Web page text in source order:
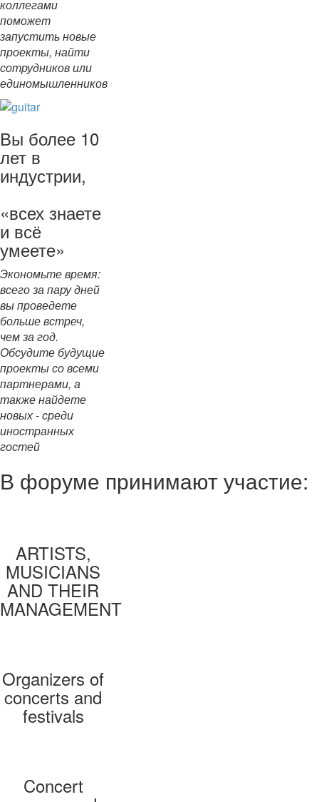
коллегами
поможет
запустить новые
проекты, найти
сотрудников или
единомышленников
Вы более 10
лет в
индустрии,
«всех знаете
и всё
умеете»
Экономьте время:
всего за пару дней
вы проведете
больше встреч,
чем за год.
Обсудите будущие
проекты со всеми
партнерами, а
также найдете
новых - среди
иностранных
гостей
В форуме принимают участие:
ARTISTS,
MUSICIANS
AND THEIR
MANAGEMENT
Organizers of
concerts and
festivals
Concert